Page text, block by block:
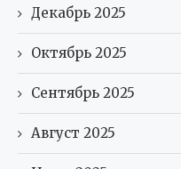
Декабрь 2025
Октябрь 2025
Сентябрь 2025
Август 2025